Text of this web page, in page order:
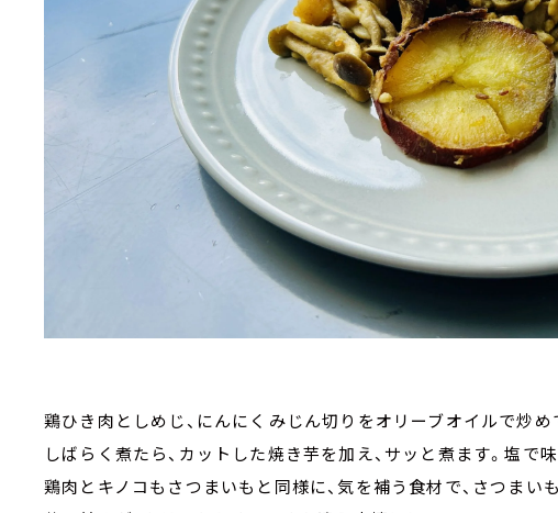
鶏ひき肉としめじ、にんにくみじん切りをオリーブオイルで炒め
しばらく煮たら、カットした焼き芋を加え、サッと煮ます。塩で
鶏肉とキノコもさつまいもと同様に、気を補う食材で、さつま